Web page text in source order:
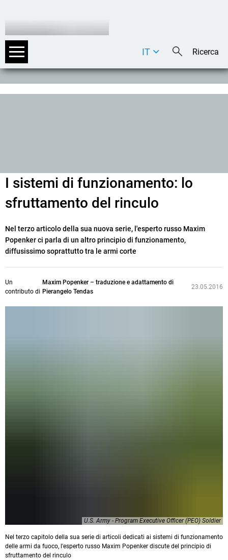
DE
IT
I sistemi di funzionamento: lo
sfruttamento del rinculo
Nel terzo articolo della sua nuova serie, l'esperto russo Maxim
Popenker ci parla di un altro principio di funzionamento,
diffusissimo soprattutto tra le armi corte
Un
contributo di
Maxim Popenker – traduzione e adattamento di
Pierangelo Tendas
23.05.2016
U.S. Army - Program Executive Officer (PEO) Soldier
Nel terzo capitolo della sua serie di articoli dedicati ai sistemi di funzionamento
delle armi da fuoco, l'esperto russo Maxim Popenker discute del principio di
sfruttamento del rinculo